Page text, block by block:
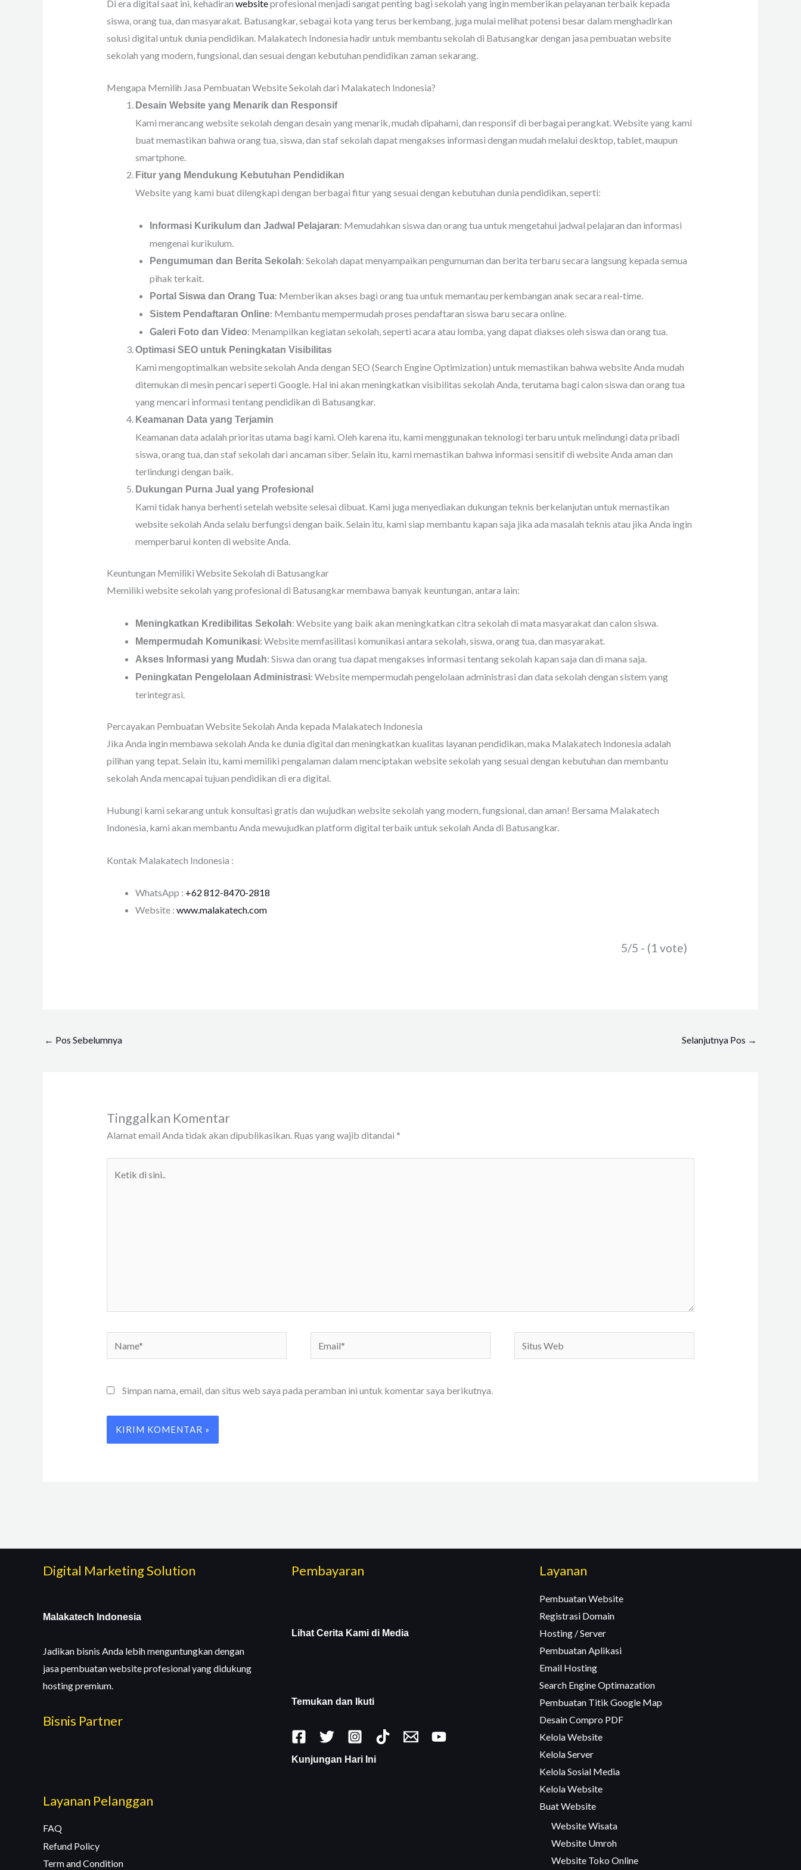
Di era digital saat ini, kehadiran websiteprofesional menjadi sangat penting bagi sekolah yang ingin memberikan pelayanan terbaik kepada
siswa, orang tua, dan masyarakat. Batusangkar, sebagai kota yang terus berkembang, juga mulai melihat potensi besar dalam menghadirkan
solusi digital untuk dunia pendidikan. Malakatech Indonesia hadir untuk membantu sekolah di Batusangkar dengan jasa pembuatan website
sekolah yang modern, fungsional, dan sesuai dengan kebutuhan pendidikan zaman sekarang.
Mengapa Memilih Jasa Pembuatan Website Sekolah dari Malakatech Indonesia?
Desain Website yang Menarik dan Responsif
Kami merancang website sekolah dengan desain yang menarik, mudah dipahami, dan responsif di berbagai perangkat. Website yang kami
buat memastikan bahwa orang tua, siswa, dan staf sekolah dapat mengakses informasi dengan mudah melalui desktop, tablet, maupun
smartphone.
Fitur yang Mendukung Kebutuhan Pendidikan
Website yang kami buat dilengkapi dengan berbagai fitur yang sesuai dengan kebutuhan dunia pendidikan, seperti:
Informasi Kurikulum dan Jadwal Pelajaran: Memudahkan siswa dan orang tua untuk mengetahui jadwal pelajaran dan informasi
mengenai kurikulum.
Pengumuman dan Berita Sekolah: Sekolah dapat menyampaikan pengumuman dan berita terbaru secara langsung kepada semua
pihak terkait.
Portal Siswa dan Orang Tua: Memberikan akses bagi orang tua untuk memantau perkembangan anak secara real-time.
Sistem Pendaftaran Online: Membantu mempermudah proses pendaftaran siswa baru secara online.
Galeri Foto dan Video: Menampilkan kegiatan sekolah, seperti acara atau lomba, yang dapat diakses oleh siswa dan orang tua.
Optimasi SEO untuk Peningkatan Visibilitas
Kami mengoptimalkan website sekolah Anda dengan SEO (Search Engine Optimization) untuk memastikan bahwa website Anda mudah
ditemukan di mesin pencari seperti Google. Hal ini akan meningkatkan visibilitas sekolah Anda, terutama bagi calon siswa dan orang tua
yang mencari informasi tentang pendidikan di Batusangkar.
Keamanan Data yang Terjamin
Keamanan data adalah prioritas utama bagi kami. Oleh karena itu, kami menggunakan teknologi terbaru untuk melindungi data pribadi
siswa, orang tua, dan staf sekolah dari ancaman siber. Selain itu, kami memastikan bahwa informasi sensitif di website Anda aman dan
terlindungi dengan baik.
Dukungan Purna Jual yang Profesional
Kami tidak hanya berhenti setelah website selesai dibuat. Kami juga menyediakan dukungan teknis berkelanjutan untuk memastikan
website sekolah Anda selalu berfungsi dengan baik. Selain itu, kami siap membantu kapan saja jika ada masalah teknis atau jika Anda ingin
memperbarui konten di website Anda.
Keuntungan Memiliki Website Sekolah di Batusangkar
Memiliki website sekolah yang profesional di Batusangkar membawa banyak keuntungan, antara lain:
Meningkatkan Kredibilitas Sekolah: Website yang baik akan meningkatkan citra sekolah di mata masyarakat dan calon siswa.
Mempermudah Komunikasi: Website memfasilitasi komunikasi antara sekolah, siswa, orang tua, dan masyarakat.
Akses Informasi yang Mudah: Siswa dan orang tua dapat mengakses informasi tentang sekolah kapan saja dan di mana saja.
Peningkatan Pengelolaan Administrasi: Website mempermudah pengelolaan administrasi dan data sekolah dengan sistem yang
terintegrasi.
Percayakan Pembuatan Website Sekolah Anda kepada Malakatech Indonesia
Jika Anda ingin membawa sekolah Anda ke dunia digital dan meningkatkan kualitas layanan pendidikan, maka Malakatech Indonesia adalah
pilihan yang tepat. Selain itu, kami memiliki pengalaman dalam menciptakan website sekolah yang sesuai dengan kebutuhan dan membantu
sekolah Anda mencapai tujuan pendidikan di era digital.
Hubungi kami sekarang untuk konsultasi gratis dan wujudkan website sekolah yang modern, fungsional, dan aman! Bersama Malakatech
Indonesia, kami akan membantu Anda mewujudkan platform digital terbaik untuk sekolah Anda di Batusangkar.
Kontak Malakatech Indonesia :
WhatsApp : +62 812-8470-2818
Website : www.malakatech.com
5/5 - (1 vote)
← Pos Sebelumnya Selanjutnya Pos →
Tinggalkan Komentar
Alamat email Anda tidak akan dipublikasikan. Ruas yang wajib ditandai *
Name* Email*
Situs
Web
Simpan nama, email, dan situs web saya pada peramban ini untuk komentar saya berikutnya.
Digital Marketing Solution
Malakatech Indonesia
Jadikan bisnis Anda lebih menguntungkan dengan
jasa pembuatan website profesional yang didukung
hosting premium.
Bisnis Partner
Layanan Pelanggan
FAQ
Refund Policy
Term and Condition
Pembayaran
Lihat Cerita Kami di Media
Temukan dan Ikuti
Kunjungan Hari Ini
Layanan
Pembuatan Website
Registrasi Domain
Hosting / Server
Pembuatan Aplikasi
Email Hosting
Search Engine Optimazation
Pembuatan Titik Google Map
Desain Compro PDF
Kelola Website
Kelola Server
Kelola Sosial Media
Kelola Website
Buat Website
Website Wisata
Website Umroh
Website Toko Online